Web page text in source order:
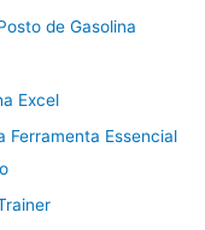
de Gasolina
Excel
Ferramenta Essencial